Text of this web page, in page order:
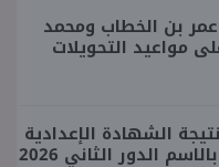
بن الخطاب ومحمد
مواعيد التحويلات
الشهادة الإعدادية
الدور الثاني 2026